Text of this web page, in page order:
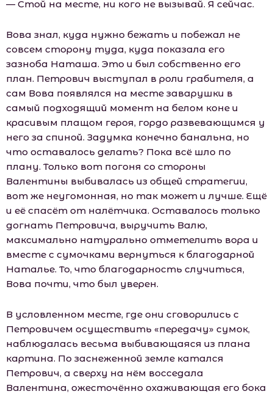
— Стой на месте, ни кого не вызывай. Я сейчас.
Вова знал, куда нужно бежать и побежал не
совсем сторону туда, куда показала его
зазноба Наташа. Это и был собственно его
план. Петрович выступал в роли грабителя, а
сам Вова появлялся на месте заварушки в
самый подходящий момент на белом коне и
красивым плащом героя, гордо развевающимся у
него за спиной. Задумка конечно банальна, но
что оставалось делать? Пока всё шло по
плану. Только вот погоня со стороны
Валентины выбивалась из общей стратегии,
вот же неугомонная, но так может и лучше. Ещё
и её спасёт от налётчика. Оставалось только
догнать Петровича, выручить Валю,
максимально натурально отметелить вора и
вместе с сумочками вернуться к благодарной
Наталье. То, что благодарность случиться,
Вова почти, что был уверен.
В условленном месте, где они сговорились с
Петровичем осуществить «передачу» сумок,
наблюдалась весьма выбивающаяся из плана
картина. По заснеженной земле катался
Петрович, а сверху на нём восседала
Валентина, ожесточённо охаживающая его бока